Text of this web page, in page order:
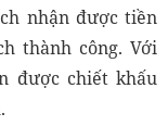
nhận được tiền
thành công. Với
được chiết khấu